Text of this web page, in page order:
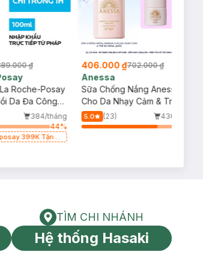
₫
Roche-Posay
Da Đa Công
384/tháng
44%
399K Tặng
406.000 ₫702.000 ₫
Anessa
Sữa Chống Nắng Anessa
Cho Da Nhạy Cảm & Trẻ Em
60ml (Mới)
5.0 (23)
436/tháng
Tìm chi nhánh
TÌM CHI NHÁNH
Hệ thống Hasaki